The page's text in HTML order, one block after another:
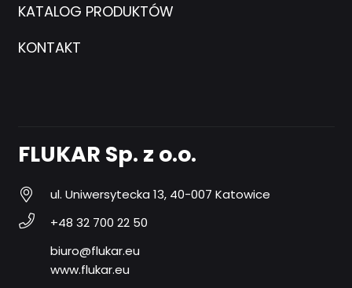
KATALOG PRODUKTÓW
KONTAKT
FLUKAR Sp. z o.o.
ul. Uniwersytecka 13, 40-007 Katowice
+48 32 700 22 50
biuro@flukar.eu
www.flukar.eu